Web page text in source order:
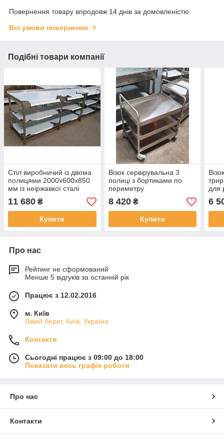
Повернення товару впродовж 14 днів за домовленістю
Всі умови повернення
Подібні товари компанії
Стіл виробничий із двома
полицями 2000х600х850
мм із неіржавкої сталі
11 680 ₴
Купити
Візок сервірувальна 3
полиці з бортиками по
периметру
8 420₴
Купити
для
6
Про нас
Рейтинг не сформований
Менше 5 відгуків за останній рік
Працює з 12.02.2016
м. Київ
Лівий берег, Київ, Україна
Контакти
Сьогодні працює з 09:00 до 18:00
Показати весь графік роботи
Про нас
Контакти